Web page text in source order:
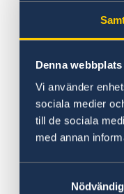
Denna
Vi använder
sociala medier
till de sociala
med annan
Nödvändig